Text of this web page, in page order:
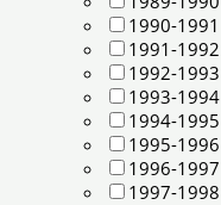
1990-1991
1991-1992
1992-1993
1993-1994
1994-1995
1995-1996
1996-1997
1997-1998